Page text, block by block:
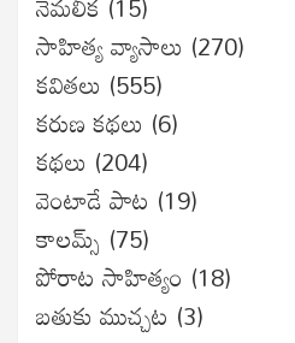
సాహిత్య వ్యాసాలు (270)
కవితలు (555)
కరుణ కథలు (6)
కథలు (204)
వెంటాడే పాట (19)
కాలమ్స్ (75)
పోరాట సాహిత్యం (18)
బతుకు ముచ్చట (3)